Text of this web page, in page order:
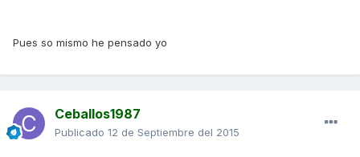
Pues so mismo he pensado yo
Ceballos1987
Publicado 12 de Septiembre del 2015